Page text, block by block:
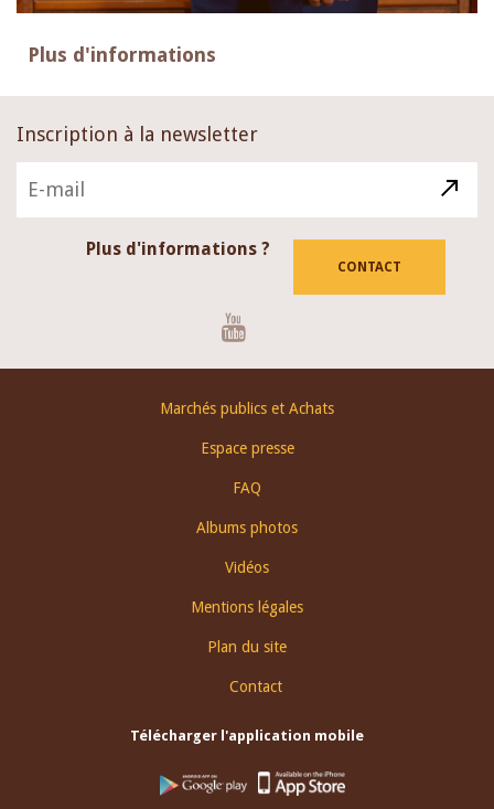
Plus d'informations
Inscription à la newsletter
Plus d'informations ?
CONTACT
Marchés publics et Achats
Espace presse
FAQ
Albums photos
Vidéos
Mentions légales
Plan du site
Contact
Télécharger l'application mobile